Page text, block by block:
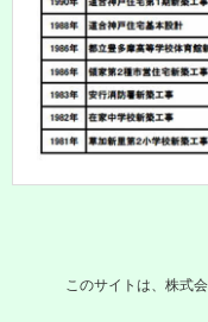
このサイトは、株式